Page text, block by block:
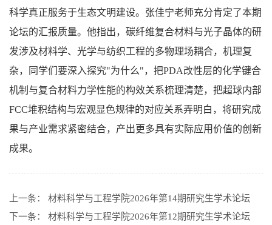
科学真正服务于生态文明建设。张佳宁老师充分肯定了本期
论坛的汇报质量。他指出，碳纤维复合材料与光子晶体的研
发涉及材料学、光学与纺织工程的多物理场耦合，机理复
杂，同学们要深入探究"为什么"，把PDA改性层的化学键合
机制与复合材料力学性能的构效关系梳理清楚，把超球内部
FCC堆积结构与宏观显色规律的对应关系弄明白，将研究成
果与产业需求紧密结合，产出更多具有实际应用价值的创新
成果。
上一条： 材料科学与工程学院2026年第14期研究生学术论坛
下一条： 材料科学与工程学院2026年第12期研究生学术论坛